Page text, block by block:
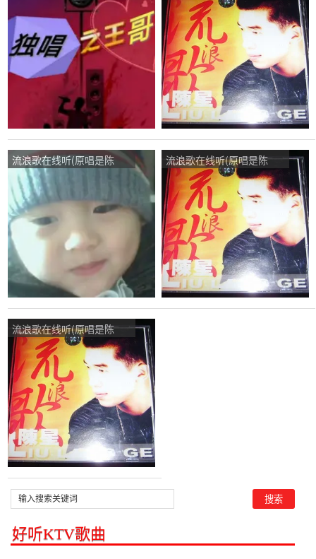
婷)，王哥《暂停唱歌》演
唱点播:73次
星)，忘了过去演唱点播:39
次
流浪歌在线听(原唱是陈
星)，暂别演唱点播:15次
流浪歌在线听(原唱是陈
星)，好声音 往事如风有访
必回演唱点播:65次
流浪歌在线听(原唱是陈
星)，豫东藤编
13569379716演唱点播:98
次
好听KTV歌曲